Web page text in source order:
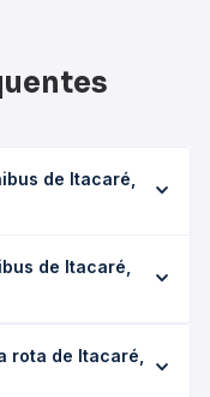
de Itacaré,
a viação, o
ou leito) e as
de Itacaré,
varia conforme a
e a
rota de Itacaré,